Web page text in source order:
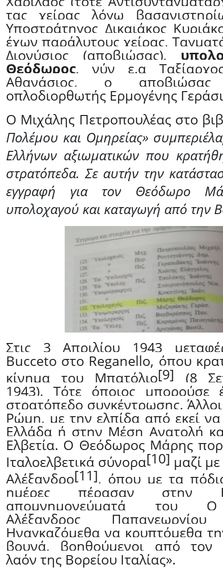
τας χείρας λόγω
Υποστράτηγος Δικαιάκος
έχων παράλυτους χείρας,
Διονύσιος (αποβιώσας),
Θεόδωρος, νύν ε.α
Αθανάσιος, ο αποβιώσας
οπλοδιορθωτής Ερμογένης
Ο Μιχάλης Πετροπουλέας στο
Πολέμου και Ομηρείας»
Ελλήνων αξιωματικών που
στρατόπεδα. Σε αυτήν την
εγγραφή για τον Θεόδωρο
υπολοχαγού και καταγωγή από την
Στις 3 Απριλίου 1943
Bucceto στο Reganello, όπου
κίνημα του Μπατόλιο[9] (8
1943). Τότε όποιος μπορούσε
στρατόπεδο συγκέντρωσης.
Ρώμη, με την ελπίδα από εκεί
Ελλάδα ή στην Μέση Ανατολή
Ελβετία. Ο Θεόδωρος Μάρης
Ιταλοελβετικά σύνορα[10] μαζί
Αλέξανδρο[11], όπου με τα
ημέρες πέρασαν στην
απομνημονεύματά του Ο
Αλέξανδρος
Ηναγκαζόμεθα να κρυπτόμεθα
βουνά, βοηθούμενοι από τον
λαόν της Βορείου Ιταλίας».